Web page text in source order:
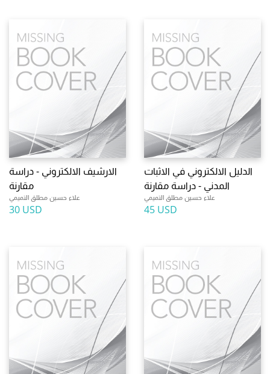
الارشيف الالكتروني - دراسة
مقارنة
علاء حسين مطلق التميمي
30 USD
الدليل الالكتروني في الاثبات
المدني - دراسة مقارنة
علاء حسين مطلق التميمي
45 USD